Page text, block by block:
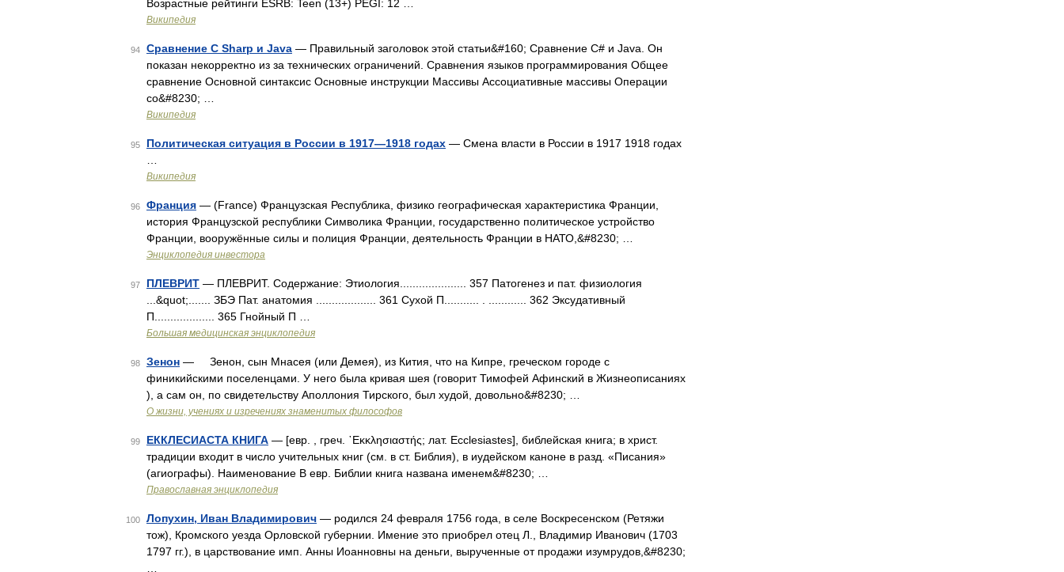
Возрастные рейтинги ESRB: Teen (13+) PEGI: 12 …
Википедия
94 Сравнение C Sharp и Java — Правильный заголовок этой статьи&#160; Сравнение C# и Java. Он
показан некорректно из за технических ограничений. Сравнения языков программирования Общее
сравнение Основной синтаксис Основные инструкции Массивы Ассоциативные массивы Операции
со&#8230; …
Википедия
95 Политическая ситуация в России в 1917—1918 годах — Смена власти в России в 1917 1918 годах
Википедия
96 Франция — (France) Французская Республика, физико географическая характеристика Франции,
история Французской республики Символика Франции, государственно политическое устройство
Франции, вооружённые силы и полиция Франции, деятельность Франции в НАТО,&#8230; …
Энциклопедия инвестора
97 ПЛЕВРИТ — ПЛЕВРИТ. Содержание: Этиология..................... 357 Патогенез и пат. физиология
...&quot;....... ЗБЭ Пат. анатомия ................... 361 Сухой П........... . ............ 362 Эксудативный
П................... 365 Гнойный П …
Большая медицинская энциклопедия
98 Зенон — Зенон, сын Мнасея (или Демея), из Кития, что на Кипре, греческом городе с
финикийскими поселенцами. У него была кривая шея (говорит Тимофей Афинский в Жизнеописаниях
), а сам он, по свидетельству Аполлония Тирского, был худой, довольно&#8230; …
О жизни, учениях и изречениях знаменитых философов
99 ЕККЛЕСИАСТА КНИГА — [евр. , греч. ᾿Εκκλησιαστής; лат. Ecclesiastes], библейская книга; в христ.
традиции входит в число учительных книг (см. в ст. Библия), в иудейском каноне в разд. «Писания»
(агиографы). Наименование В евр. Библии книга названа именем&#8230; …
Православная энциклопедия
100 Лопухин, Иван Владимирович — родился 24 февраля 1756 года, в селе Воскресенском (Ретяжи
тож), Кромского уезда Орловской губернии. Имение это приобрел отец Л., Владимир Иванович (1703
1797 гг.), в царствование имп. Анны Иоанновны на деньги, вырученные от продажи изумрудов,&#8230;